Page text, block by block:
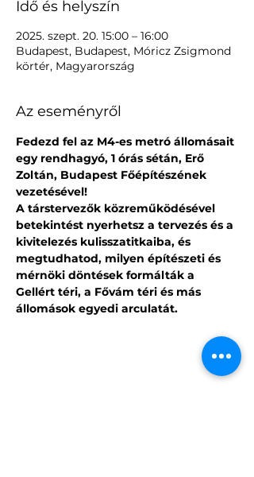
Idő és helyszín
2025. szept. 20. 15:00 – 16:00
Budapest, Budapest, Móricz Zsigmond
körtér, Magyarország
Az eseményről
Fedezd fel az M4-es metró állomásait
egy rendhagyó, 1 órás sétán, Erő
Zoltán, Budapest Főépítészének
vezetésével!
A társtervezők közreműködésével
betekintést nyerhetsz a tervezés és a
kivitelezés kulisszatitkaiba, és
megtudhatod, milyen építészeti és
mérnöki döntések formálták a
Gellért téri, a Fővám téri és más
állomások egyedi arculatát.